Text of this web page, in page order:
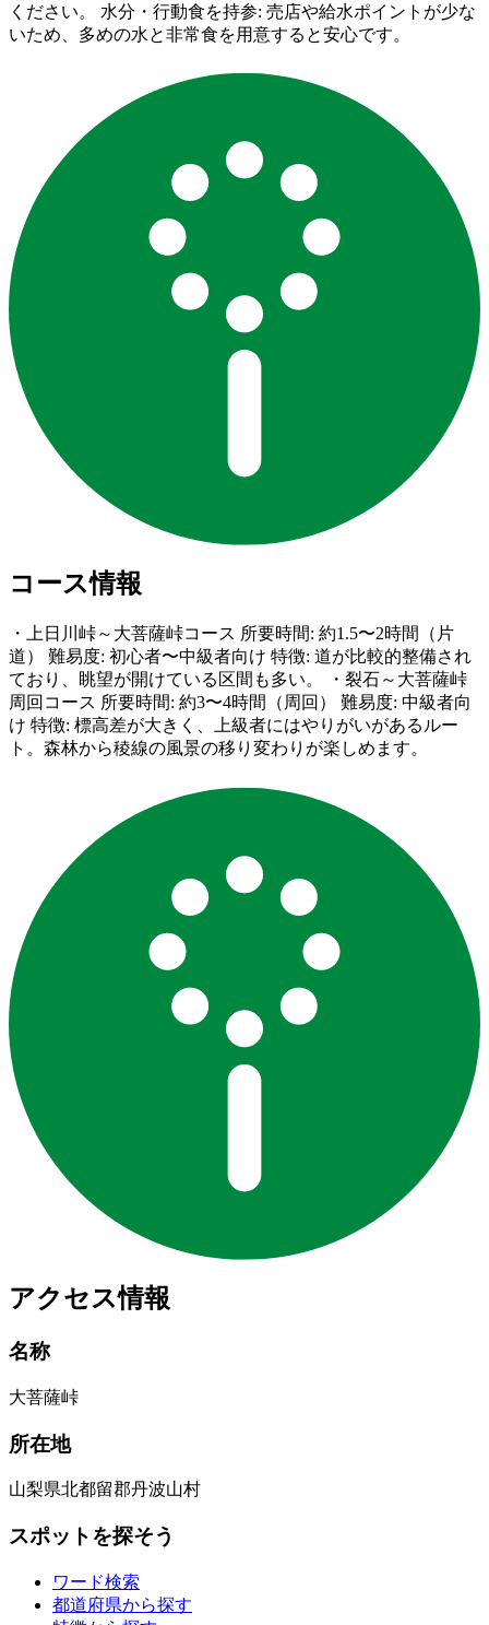
ください。 水分・行動食を持参: 売店や給水ポイントが少な
いため、多めの水と非常食を用意すると安心です。
コース情報
・上日川峠～大菩薩峠コース 所要時間: 約1.5〜2時間（片
道） 難易度: 初心者〜中級者向け 特徴: 道が比較的整備され
ており、眺望が開けている区間も多い。 ・裂石～大菩薩峠
周回コース 所要時間: 約3〜4時間（周回） 難易度: 中級者向
け 特徴: 標高差が大きく、上級者にはやりがいがあるルー
ト。森林から稜線の風景の移り変わりが楽しめます。
アクセス情報
名称
大菩薩峠
所在地
山梨県北都留郡丹波山村
スポットを探そう
ワード検索
都道府県から探す